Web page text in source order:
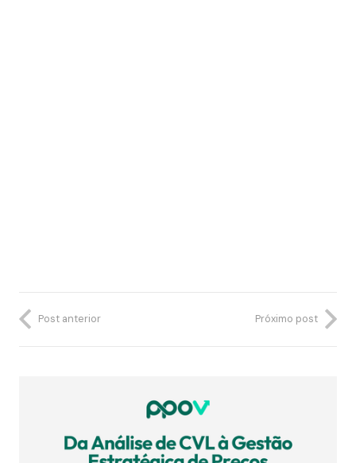
Post anterior Próximo post